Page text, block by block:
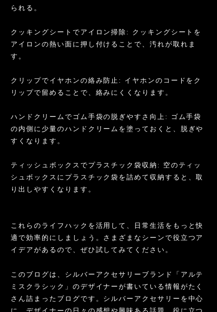
られる。
クッキングシートでアイロン掃除: クッキングシートを
アイロンの熱い面に押し付けることで、汚れが取れま
す。
クリップでイヤホンの絡み防止: イヤホンのコードをク
リップで留めることで、絡みにくくなります。
ハンドクリームでゴム手袋の脱ぎやすさ向上: ゴム手袋
の内側に少量のハンドクリームを塗っておくと、脱ぎや
すくなります。
ティッシュボックスでプラスチック袋収納: 空のティッ
シュボックスにプラスチック袋を詰めて収納すると、取
り出しやすくなります。
これらのライフハックを活用して、日常生活をもっと快
適で効率的にしましょう。さまざまなシーンで役立つア
イデアがあるので、ぜひ試してみてください。
このブログは、シルバーアクセサリーブランド「アルテ
ミスクラシック」のデザイナーが書いている情報がたく
さん詰まったブログです。シルバーアクセサリーを中心
に、デザイナーの日々の感想や興味ある話題、役に立つ